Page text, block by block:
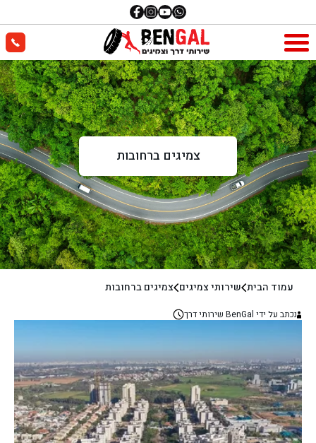
צמיגים ברחובות
עמוד הבית שירותי צמיגים צמיגים ברחובות
נכתב על ידי BenGal שירותי דרך